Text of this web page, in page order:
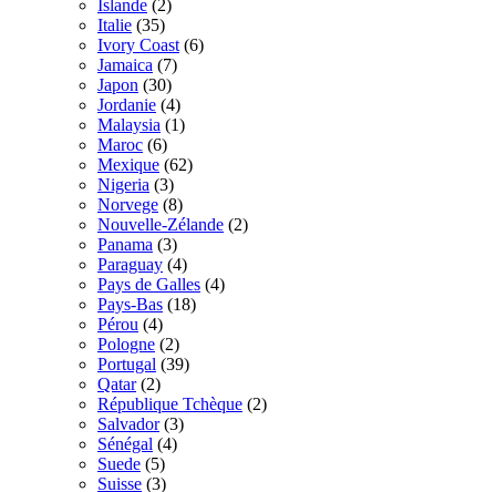
Islande (2)
Italie (35)
Ivory Coast (6)
Jamaica (7)
Japon (30)
Jordanie (4)
Malaysia (1)
Maroc (6)
Mexique (62)
Nigeria (3)
Norvege (8)
Nouvelle-Zélande (2)
Panama (3)
Paraguay (4)
Pays de Galles (4)
Pays-Bas (18)
Pérou (4)
Pologne (2)
Portugal (39)
Qatar (2)
République Tchèque (2)
Salvador (3)
Sénégal (4)
Suede (5)
Suisse (3)